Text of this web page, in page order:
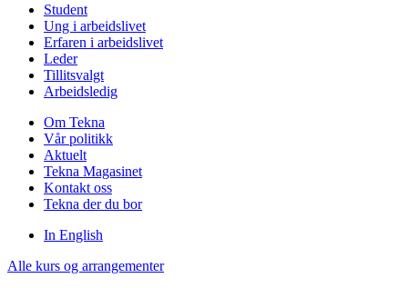
Student
Ung i arbeidslivet
Erfaren i arbeidslivet
Leder
Tillitsvalgt
Arbeidsledig
Om Tekna
Vår politikk
Aktuelt
Tekna Magasinet
Kontakt oss
Tekna der du bor
In English
Alle kurs og arrangementer